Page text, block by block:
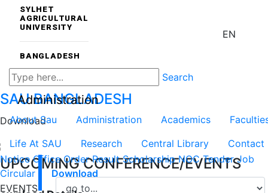
SYLHET
AGRICULTURAL
UNIVERSITY
BANGLADESH
EN
Search
SAUBANGLADESH
About Sau Administration Academics
Life At SAU
Research Central Library Contact
UPCOMING CONFERENCE/EVENTS
EVENTS
Administration
Download
Notice Office Order Result Scholarship NOC Tender Job
Circular
Download